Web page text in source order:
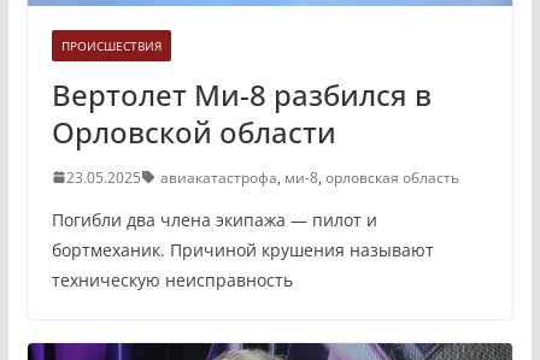
ПРОИСШЕСТВИЯ
Вертолет Ми-8 разбился в
Орловской области
23.05.2025 авиакатастрофа, ми-8, орловская область
Погибли два члена экипажа — пилот и
бортмеханик. Причиной крушения называют
техническую неисправность